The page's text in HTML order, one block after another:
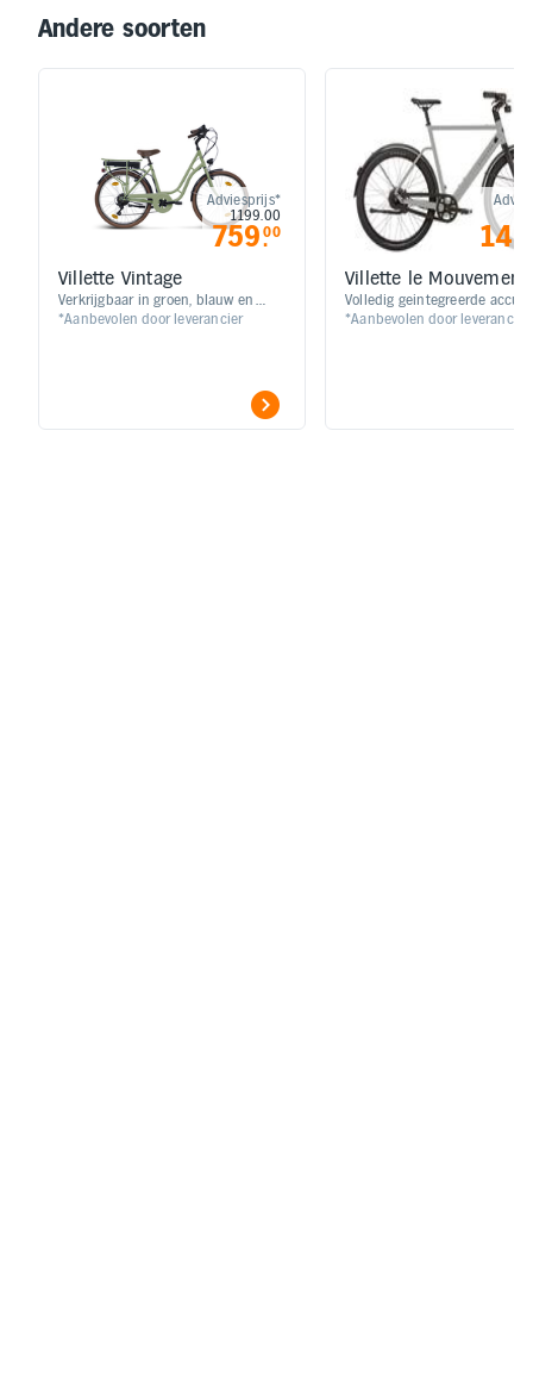
Andere soorten
Adviesprijs*
1199.00
759.00
Villette Vintage
Verkrijgbaar in groen, blauw en
zwart
*Aanbevolen door leverancier
Villette le Mouvement
Volledig geintegreerde accu |
80 km rijbereik | LCD display |
*Aanbevolen door leverancier